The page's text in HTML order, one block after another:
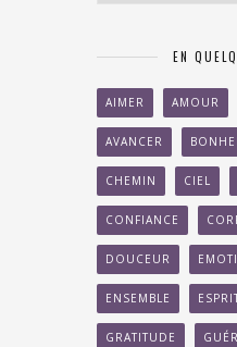
EN
AIMER AMOUR
AVANCER
CHEMIN CIEL
CONFIANCE
DOUCEUR
ENSEMBLE
GRATITUDE